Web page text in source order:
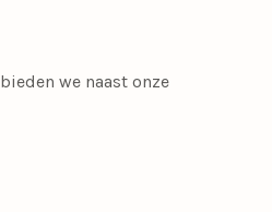
we naast onze